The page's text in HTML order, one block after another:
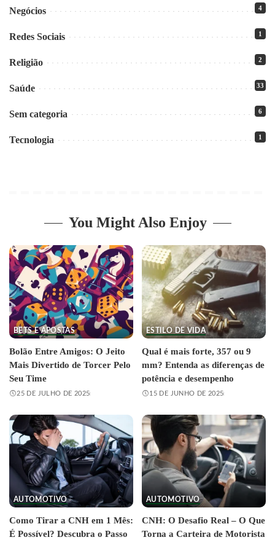
Negócios 4
Redes Sociais 1
Religião 2
Saúde 33
Sem categoria 6
Tecnologia 1
You Might Also Enjoy
BETS E APOSTAS
Bolão Entre Amigos: O Jeito
Mais Divertido de Torcer Pelo
Seu Time
25 DE JULHO DE 2025
ESTILO DE VIDA
Qual é mais forte, 357 ou 9
mm? Entenda as diferenças de
potência e desempenho
15 DE JUNHO DE 2025
AUTOMOTIVO
Como Tirar a CNH em 1 Mês:
É Possível? Descubra o Passo
AUTOMOTIVO
CNH: O Desafio Real – O Que
Torna a Carteira de Motorista